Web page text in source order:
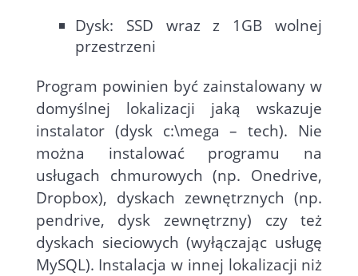
Dysk: SSD wraz z 1GB wolnej
przestrzeni
Program powinien być zainstalowany w
domyślnej lokalizacji jaką wskazuje
instalator (dysk c:\mega – tech). Nie
można instalować programu na
usługach chmurowych (np. Onedrive,
Dropbox), dyskach zewnętrznych (np.
pendrive, dysk zewnętrzny) czy też
dyskach sieciowych (wyłączając usługę
MySQL). Instalacja w innej lokalizacji niż